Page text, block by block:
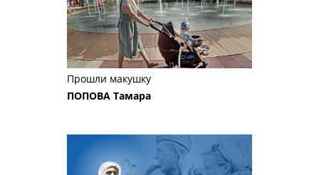
Прошли макушку
ПОПОВА Тамара